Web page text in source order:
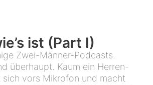
ist (Part I)
Zwei-Männer-Podcasts.
überhaupt. Kaum ein Herren-
sich vors Mikrofon und macht